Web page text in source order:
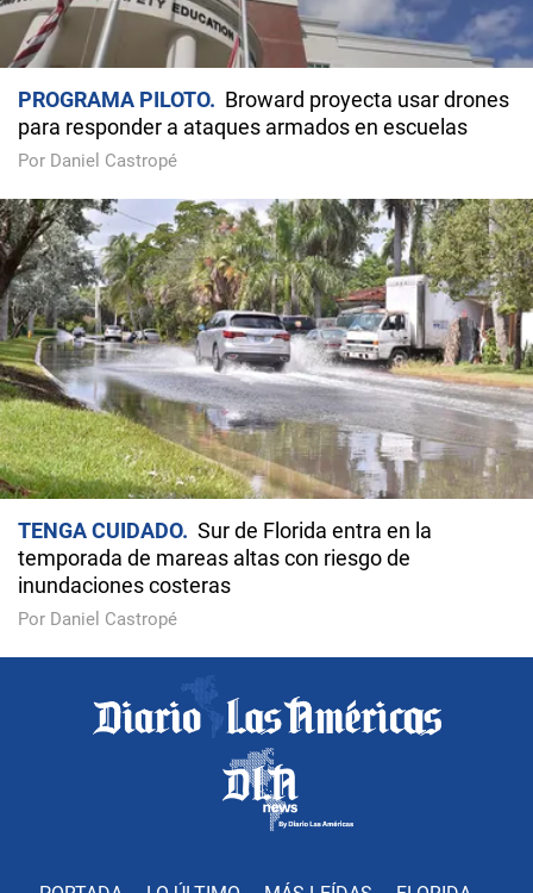
PROGRAMA PILOTO
Broward proyecta usar drones
para responder a ataques armados en escuelas
Por Daniel Castropé
TENGA CUIDADO
Sur de Florida entra en la
temporada de mareas altas con riesgo de
inundaciones costeras
Por Daniel Castropé